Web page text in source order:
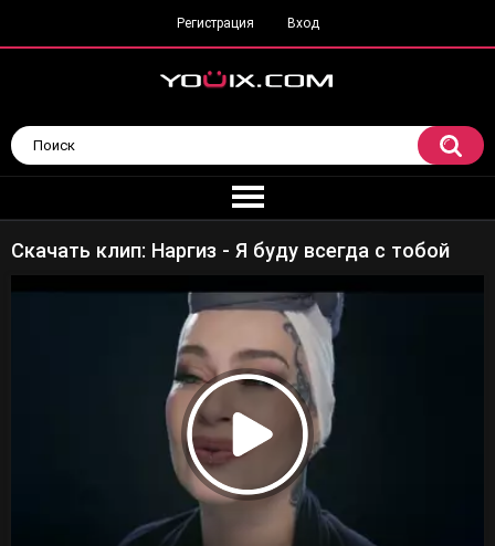
Регистрация Вход
Скачать клип: Наргиз - Я буду всегда с тобой